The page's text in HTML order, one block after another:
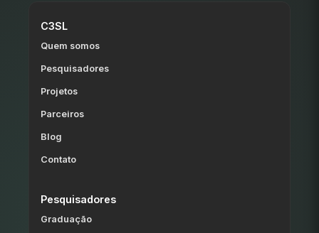
C3SL
Quem somos
Pesquisadores
Projetos
Parceiros
Blog
Contato
Pesquisadores
Graduação